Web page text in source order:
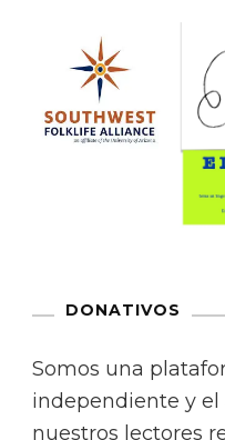
DONATIVOS
Somos una
independiente y
nuestros lectores